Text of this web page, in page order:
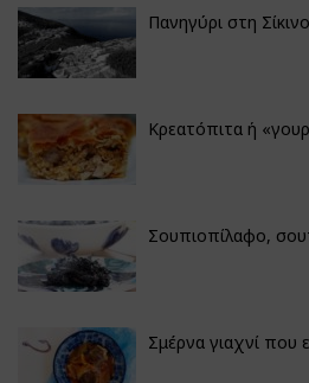
Πανηγύρι στη
Κρεατόπιτα ή
Σουπιοπίλαφο,
Σμέρνα γιαχνί που